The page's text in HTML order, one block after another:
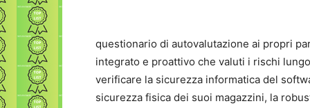
questionario di autovalutazione ai propri
integrato e proattivo che valuti i rischi
verificare la sicurezza informatica del
sicurezza fisica dei suoi magazzini, la